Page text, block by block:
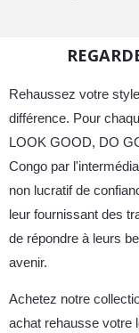
Rehaussez votre
différence. Pour
LOOK GOOD, DO
Congo par
non lucratif de
leur fournissant des
de répondre à leurs
avenir.
Achetez notre
achat rehausse votre